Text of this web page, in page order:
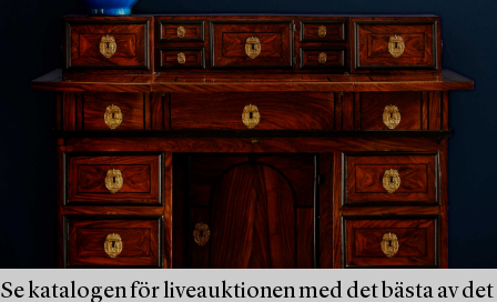
Se katalogen för liveauktionen med det bästa av det